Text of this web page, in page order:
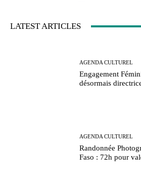
LATEST ARTICLES
AGENDA CULTUREL
Engagement
désormais
AGENDA CULTUREL
Randonnée
Faso : 72h pour